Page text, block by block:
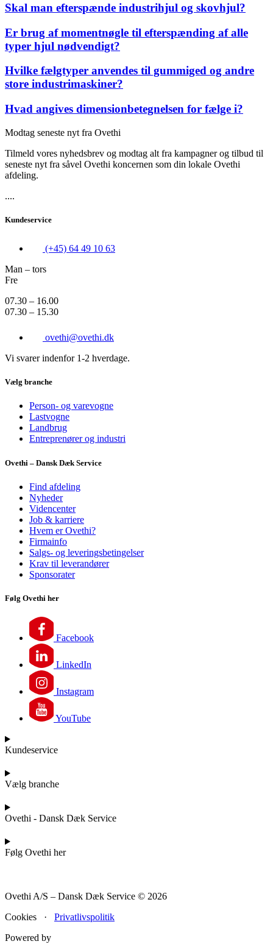
Skal man efterspænde industrihjul og skovhjul?
Er brug af momentnøgle til efterspænding af alle
typer hjul nødvendigt?
Hvilke fælgtyper anvendes til gummiged og andre
store industrimaskiner?
Hvad angives dimensionbetegnelsen for fælge i?
Modtag seneste nyt fra Ovethi
Tilmeld vores nyhedsbrev og modtag alt fra kampagner og tilbud til
seneste nyt fra såvel Ovethi koncernen som din lokale Ovethi
afdeling.
....
Kundeservice
(+45) 64 49 10 63
Man – tors
Fre
07.30 – 16.00
07.30 – 15.30
ovethi@ovethi.dk
Vi svarer indenfor 1-2 hverdage.
Vælg branche
Person- og varevogne
Lastvogne
Landbrug
Entreprenører og industri
Ovethi – Dansk Dæk Service
Find afdeling
Nyheder
Videncenter
Job & karriere
Hvem er Ovethi?
Firmainfo
Salgs- og leveringsbetingelser
Krav til leverandører
Sponsorater
Følg Ovethi her
Facebook
LinkedIn
Instagram
YouTube
Kundeservice
Vælg branche
Ovethi - Dansk Dæk Service
Følg Ovethi her
Ovethi A/S – Dansk Dæk Service © 2026
Cookies · Privatlivspolitik
Powered by